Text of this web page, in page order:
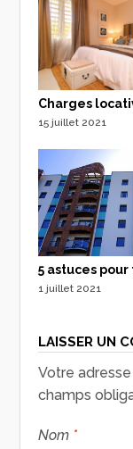
Charges
15 juillet 2021
5 astuces
1 juillet 2021
LAISSER UN
Votre
champs
Nom *